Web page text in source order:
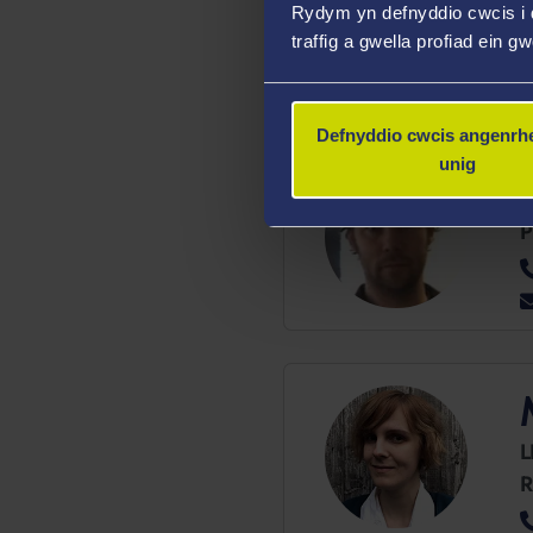
Rydym yn defnyddio cwcis i
traffig a gwella profiad ein
Defnyddio cwcis
unig